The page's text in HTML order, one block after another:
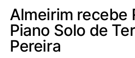
Almeirim recebe
Piano Solo de
Pereira